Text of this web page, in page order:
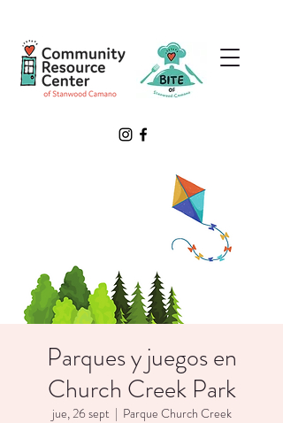
Parques y juegos en
Church Creek Park
jue, 26 sept
  |
Parque Church Creek